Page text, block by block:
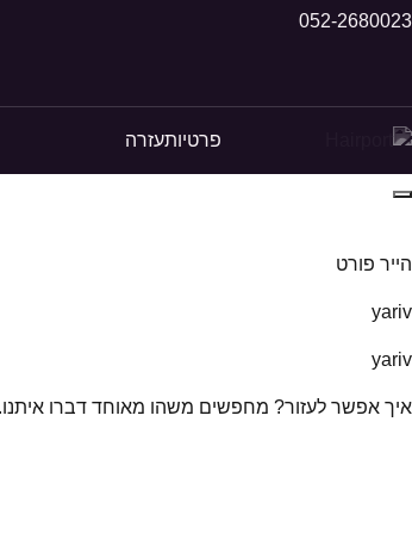
052-2680023
פרטיותעזרה
הייר פורט
yariv
yariv
איך אפשר לעזור? מחפשים משהו מאוחד דברו